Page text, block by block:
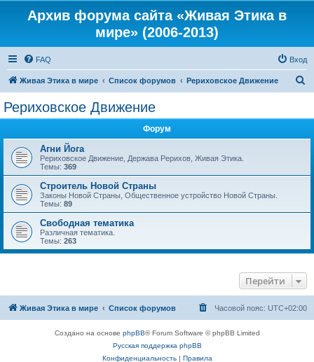
Архив форума сайта «Живая Этика в
мире» (2006-2013)
FAQ Вход
Живая Этика в мире Список форумов Рериховское Движение
Рериховское Движение
Форум
Агни Йога
Рериховское Движение, Держава Рерихов, Живая Этика.
Темы: 369
Строитель Новой Страны
Законы Новой Страны, Общественное устройство Новой Страны.
Темы: 89
Свободная тематика
Различная тематика.
Темы: 263
Перейти
Живая Этика в мире Список форумов Часовой пояс: UTC+02:00
Создано на основе phpBB® Forum Software © phpBB Limited
Русская поддержка phpBB
Конфиденциальность| Правила